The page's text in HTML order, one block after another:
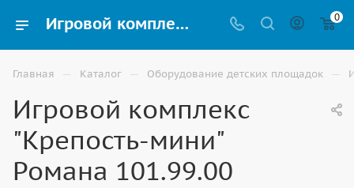
Игровой комплекс "Крепость-мини" Романа 101.99.00 купить для улицы в Элисте 0
Главная — Каталог — Оборудование детских площадок —
Игровой комплекс
"Крепость-мини"
Романа 101.99.00